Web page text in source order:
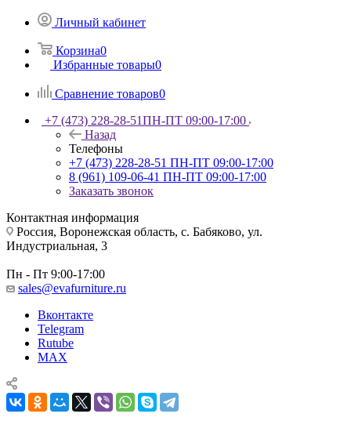
Личный кабинет
Корзина0
Избранные товары0
Сравнение товаров0
+7 (473) 228-28-51ПН-ПТ 09:00-17:00
Назад
Телефоны
+7 (473) 228-28-51 ПН-ПТ 09:00-17:00
8 (961) 109-06-41 ПН-ПТ 09:00-17:00
Заказать звонок
Контактная информация
Россия, Воронежская область, с. Бабяково, ул.
Индустриальная, 3
Пн - Пт 9:00-17:00
sales@evafurniture.ru
Вконтакте
Telegram
Rutube
MAX